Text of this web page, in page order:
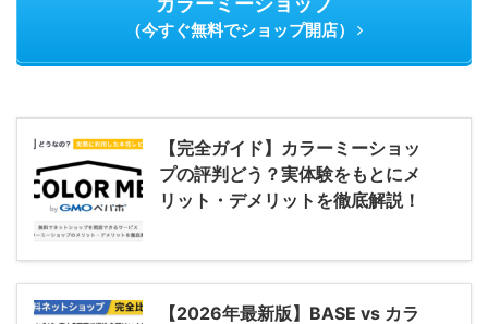
（今すぐ無料でショップ開店）
【完全ガイド】カラーミーショッ
プの評判どう？実体験をもとにメ
リット・デメリットを徹底解説！
【2026年最新版】BASE vs カラ